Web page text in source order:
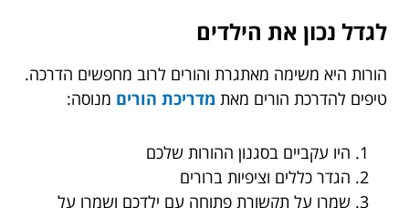
לגדל נכון את הילדים
הורות היא משימה מאתגרת והורים לרוב מחפשים הדרכה.
טיפים להדרכת הורים מאת מדריכת הורים מנוסה:
היו עקביים בסגנון ההורות שלכם
הגדר כללים וציפיות ברורים
שמרו על תקשורת פתוחה עם ילדכם ושמרו על